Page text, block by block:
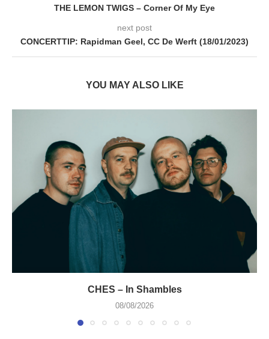
THE LEMON TWIGS – Corner Of My Eye
next post
CONCERTTIP: Rapidman Geel, CC De Werft (18/01/2023)
YOU MAY ALSO LIKE
CHES – In Shambles
08/08/2026